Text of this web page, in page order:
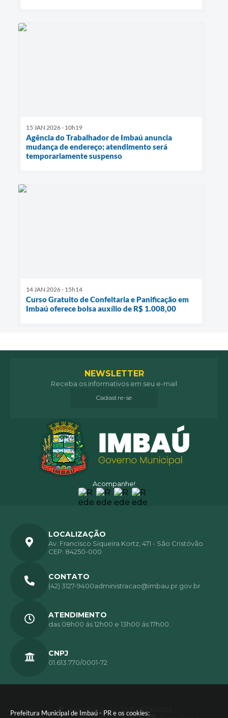
Prefeitura Municipal de Imbaú - PR e os cookies:
15 JAN 2026 - 10h19
Agência do Trabalhador de Imbaú anuncia
mudança de endereço; atendimento será
temporariamente suspenso
14 JAN 2026 - 15h14
Curso Gratuito de Confeitaria e Panificação em
Imbaú oferece bolsa auxílio de R$ 1.008,00
Acompanhe!
NEWSLETTER
Receba os informativos em seu e-mail
Cadastre-se
LOCALIZAÇÃO
Av. Francisco Siqueira Kortz, 471 - São Cristóvão
CEP: 84250-000
CONTATO
(42) 3127-9400administracao@imbau.pr.gov.br
ATENDIMENTO
das 08h00 ás 12h00 e 13h00 ás 17h00.
CNPJ
01.613.770/0001-72
Versão do Sistema:
3.5.3 - 19/06/2026